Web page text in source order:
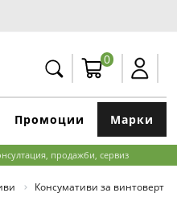
0
Марки
Промоции
продажби, сервиз
Консумативи за